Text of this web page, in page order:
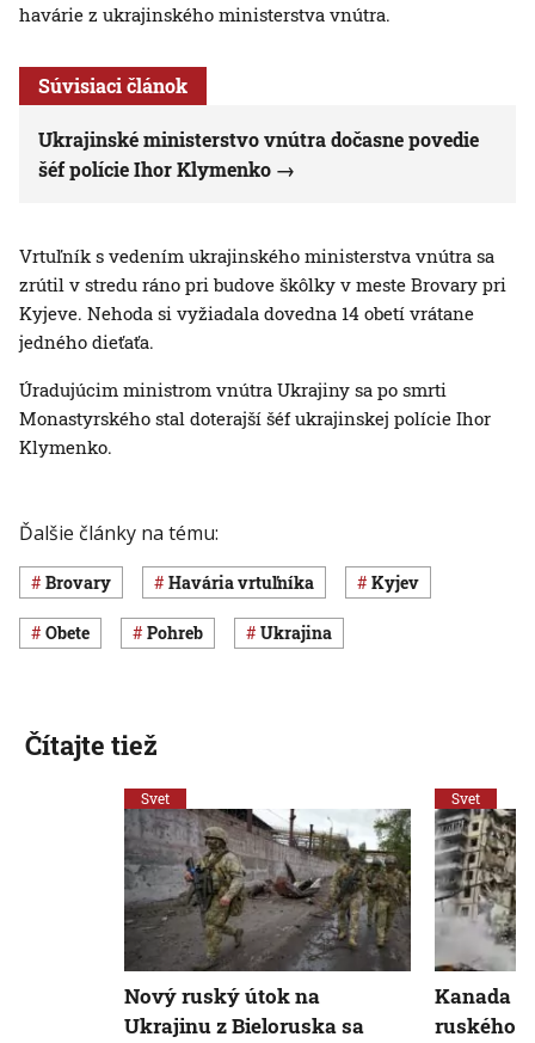
havárie z ukrajinského ministerstva vnútra.
Súvisiaci článok
Ukrajinské ministerstvo vnútra dočasne povedie
šéf polície Ihor Klymenko
Vrtuľník s vedením ukrajinského ministerstva vnútra sa
zrútil v stredu ráno pri budove škôlky v meste Brovary pri
Kyjeve. Nehoda si vyžiadala dovedna 14 obetí vrátane
jedného dieťaťa.
Úradujúcim ministrom vnútra Ukrajiny sa po smrti
Monastyrského stal doterajší šéf ukrajinskej polície Ihor
Klymenko.
Ďalšie články na tému:
Brovary havária vrtuľníka Kyjev
obete pohreb Ukrajina
Čítajte tiež
Svet
Nový ruský útok na
Ukrajinu z Bieloruska sa
Svet
Kanada
ruského